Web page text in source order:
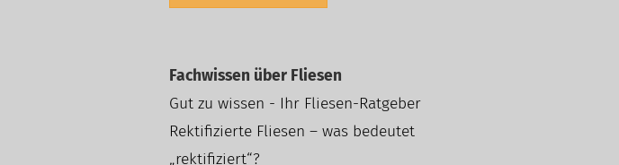
Fachwissen über Fliesen
Gut zu wissen - Ihr Fliesen-Ratgeber
Rektifizierte Fliesen – was bedeutet
„rektifiziert“?